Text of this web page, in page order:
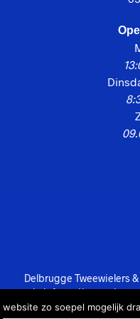
Delbrugge Tweewielers &
de informatie van deze
wordt besteed, kunnen
zo soepel mogelijk